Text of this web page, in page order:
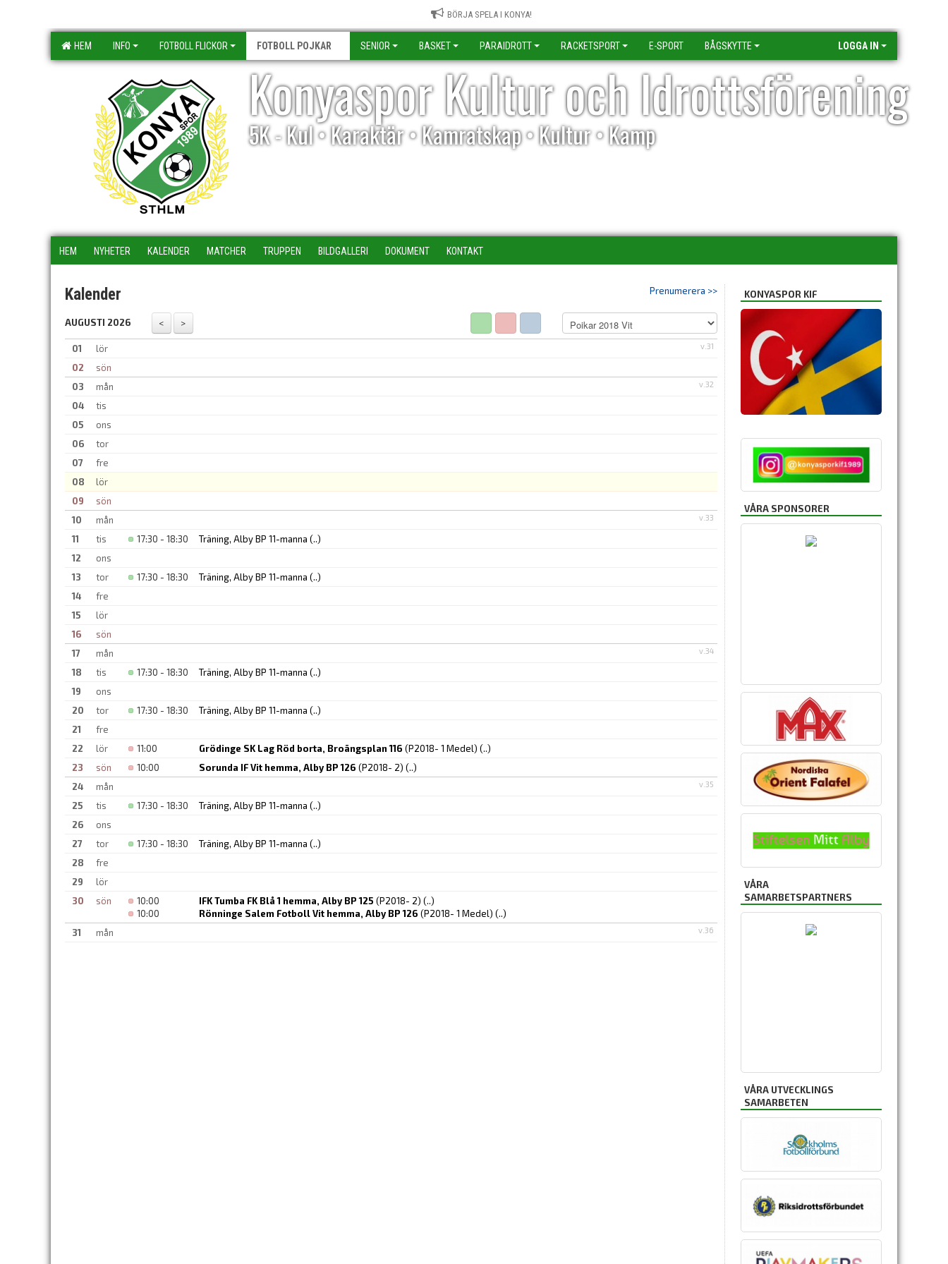
BÖRJA SPELA I KONYA!
HEM INFO FOTBOLL FLICKOR FOTBOLL POJKAR SENIOR BASKET PARAIDROTT RACKETSPORT E-SPORT BÅGSKYTTE LOGGA IN
Konyaspor Kultur och Idrottsförening
5K - Kul • Karaktär • Kamratskap • Kultur • Kamp
HEM NYHETER KALENDER MATCHER TRUPPEN BILDGALLERI DOKUMENT KONTAKT
Prenumerera >>
Kalender
AUGUSTI 2026
v.31
01
lör
02
sön
v.32
03
mån
04
tis
05
ons
06
tor
07
fre
08
lör
09
sön
v.33
10
mån
11
tis 17:30 - 18:30 Träning, Alby BP 11-manna (..)
12
ons
13
tor 17:30 - 18:30 Träning, Alby BP 11-manna (..)
14
fre
15
lör
16
sön
v.34
17
mån
18
tis 17:30 - 18:30 Träning, Alby BP 11-manna (..)
19
ons
20
tor 17:30 - 18:30 Träning, Alby BP 11-manna (..)
21
fre
22
lör 11:00 Grödinge SK Lag Röd borta, Broängsplan 116 (P2018- 1 Medel) (..)
23
sön 10:00 Sorunda IF Vit hemma, Alby BP 126 (P2018- 2) (..)
v.35
24
mån
25
tis 17:30 - 18:30 Träning, Alby BP 11-manna (..)
26
ons
27
tor 17:30 - 18:30 Träning, Alby BP 11-manna (..)
28
fre
29
lör
30
sön 10:00 IFK Tumba FK Blå 1 hemma, Alby BP 125 (P2018- 2) (..)
10:00
Rönninge Salem Fotboll Vit hemma, Alby BP 126 (P2018- 1 Medel) (..)
v.36
31 mån
KONYASPOR KIF
VÅRA SPONSORER
VÅRA
SAMARBETSPARTNERS
VÅRA UTVECKLINGS
SAMARBETEN